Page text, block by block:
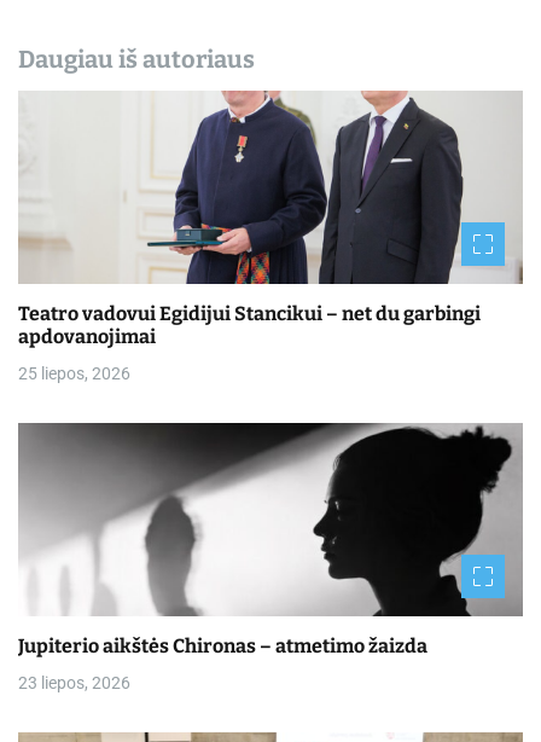
Daugiau iš autoriaus
Teatro vadovui Egidijui Stancikui – net du garbingi
apdovanojimai
25 liepos, 2026
Jupiterio aikštės Chironas – atmetimo žaizda
23 liepos, 2026